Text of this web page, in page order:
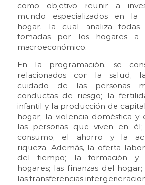
como objetivo reunir a
mundo especializados en la
hogar, la cual analiza todas
tomadas por los hogares a
macroeconómico.
En la programación, se
relacionados con la salud,
cuidado de las personas
conductas de riesgo; la
infantil y la producción de
hogar; la violencia doméstica y
las personas que viven en
consumo, el ahorro y la
riqueza. Además, la oferta
del tiempo; la formación y
hogares; las finanzas del
las transferencias